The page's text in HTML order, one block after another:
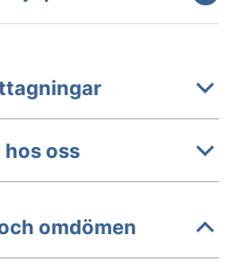
hos oss
omdömen